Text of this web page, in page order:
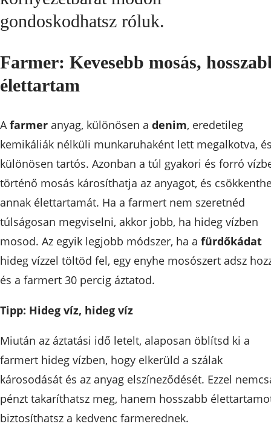
gondoskodhatsz róluk.
Farmer: Kevesebb mosás,
élettartam
Afarmer anyag, különösen a denim, eredetileg
kemikáliák nélküli munkaruhaként lett megalkotva,
különösen tartós. Azonban a túl gyakori és forró
történő mosás károsíthatja az anyagot, és
annak élettartamát. Ha a farmert nem szeretnéd
túlságosan megviselni, akkor jobb, ha hideg vízben
mosod. Az egyik legjobb módszer, ha a fürdőkádat
hideg vízzel töltöd fel, egy enyhe mosószert adsz
és a farmert 30 percig áztatod.
Tipp: Hideg víz, hideg víz
Miután az áztatási idő letelt, alaposan öblítsd ki a
farmert hideg vízben, hogy elkerüld a szálak
károsodását és az anyag elszíneződését. Ezzel
pénzt takaríthatsz meg, hanem hosszabb
biztosíthatsz a kedvenc farmerednek.